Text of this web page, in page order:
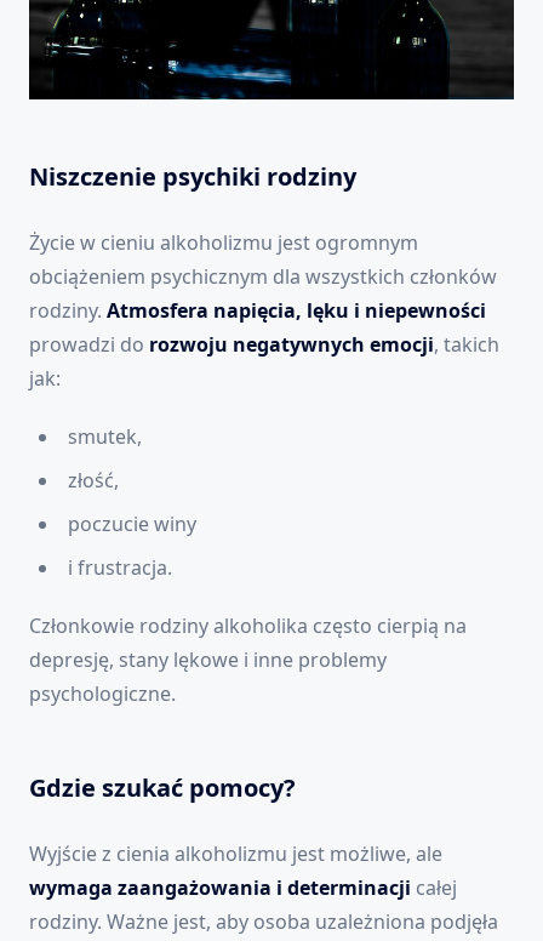
Niszczenie psychiki rodziny
Życie w cieniu alkoholizmu jest ogromnym
obciążeniem psychicznym dla wszystkich członków
rodziny. Atmosfera napięcia, lęku i niepewności
prowadzi do rozwoju negatywnych emocji, takich
jak:
smutek,
złość,
poczucie winy
i frustracja.
Członkowie rodziny alkoholika często cierpią na
depresję, stany lękowe i inne problemy
psychologiczne.
Gdzie szukać pomocy?
Wyjście z cienia alkoholizmu jest możliwe, ale
wymaga zaangażowania i determinacji całej
rodziny. Ważne jest, aby osoba uzależniona podjęła